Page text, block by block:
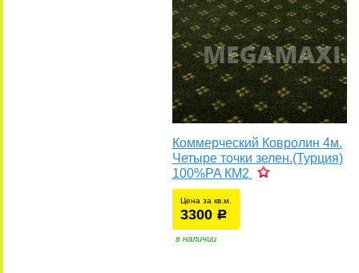
Коммерческий Ковролин 4м.
Четыре точки зелен.(Турция)
100%PA КМ2
Цена за кв.м.
3300 р
в наличии